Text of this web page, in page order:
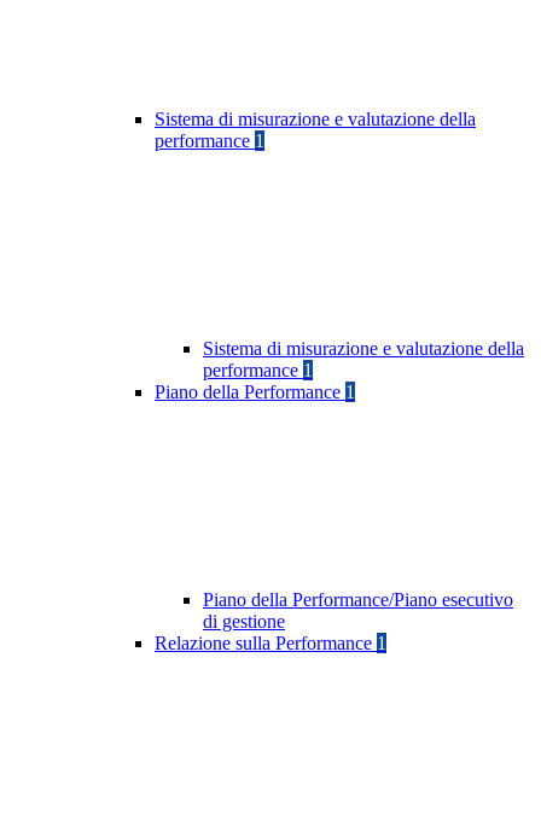
Sistema di misurazione e valutazione della
performance 1
Sistema di misurazione e valutazione della
performance 1
Piano della Performance 1
Piano della Performance/Piano esecutivo
di gestione
Relazione sulla Performance 1